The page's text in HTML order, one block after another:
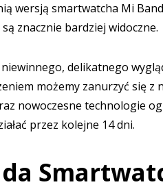
wersją smartwatcha Mi
znacznie bardziej widoczne.
delikatnego
możemy zanurzyć się z
nowoczesne technologie
przez kolejne 14 dni.